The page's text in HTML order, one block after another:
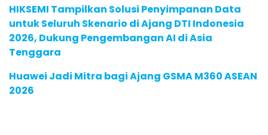
HIKSEMI Tampilkan Solusi Penyimpanan Data
untuk Seluruh Skenario di Ajang DTI Indonesia
2026, Dukung Pengembangan AI di Asia
Tenggara
Huawei Jadi Mitra bagi Ajang GSMA M360 ASEAN
2026